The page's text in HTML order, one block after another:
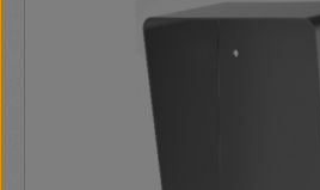
Elektromos zárkimenet: 12 V DC max. 200
háttérvilágítással Vezetékezés: 2 + 2 eres lakásonként
Méret: beltéri: 87 x 227 x 45 mm,
Tápellátás: 230 V~ / 50 Hz